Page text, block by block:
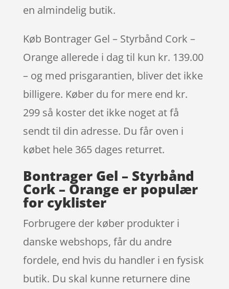
en almindelig butik.
Køb Bontrager Gel – Styrbånd Cork –
Orange allerede i dag til kun kr. 139.00
– og med prisgarantien, bliver det ikke
billigere. Køber du for mere end kr.
299 så koster det ikke noget at få
sendt til din adresse. Du får oven i
købet hele 365 dages returret.
Bontrager Gel – Styrbånd
Cork – Orange er populær
for cyklister
Forbrugere der køber produkter i
danske webshops, får du andre
fordele, end hvis du handler i en fysisk
butik. Du skal kunne returnere dine